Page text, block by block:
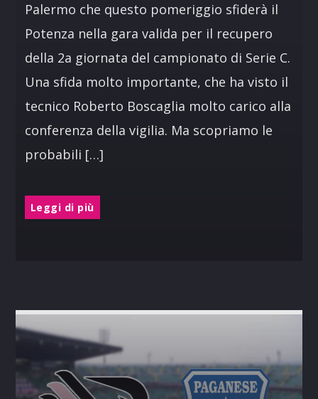
Palermo che questo pomeriggio sfiderà il
Potenza nella gara valida per il recupero
della 2a giornata del campionato di Serie C.
Una sfida molto importante, che ha visto il
tecnico Roberto Boscaglia molto carico alla
conferenza della vigilia. Ma scopriamo le
probabili […]
Leggi di più